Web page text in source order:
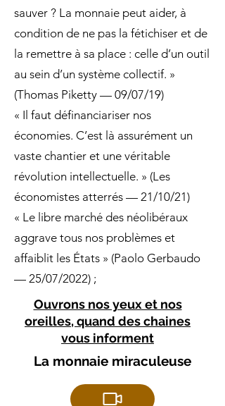
sauver ? La monnaie peut aider, à
condition de ne pas la fétichiser et de
la remettre à sa place : celle d’un outil
au sein d’un système collectif. »
(Thomas Piketty — 09/07/19)
« Il faut définanciariser nos
économies. C’est là assurément un
vaste chantier et une véritable
révolution intellectuelle. » (Les
économistes atterrés — 21/10/21)
« Le libre marché des néolibéraux
aggrave tous nos problèmes et
affaiblit les États » (Paolo Gerbaudo
— 25/07/2022) ;
Ouvrons nos yeux et nos
oreilles, quand des chaines
vous informent
La monnaie miraculeuse